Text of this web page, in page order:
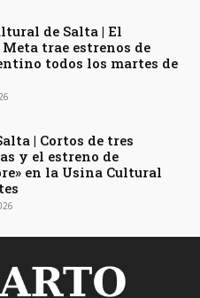
de Salta | El
trae estrenos de
todos los martes de
| Cortos de tres
y el estreno de
en la Usina Cultural